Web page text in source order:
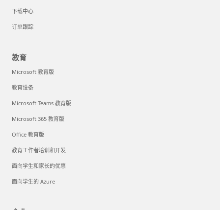
下载中心
订单跟踪
教育
Microsoft 教育版
教育设备
Microsoft Teams 教育版
Microsoft 365 教育版
Office 教育版
教育工作者培训和开发
面向学生和家长的优惠
面向学生的 Azure